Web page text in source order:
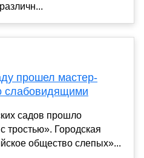
прошел мастер-
слабовидящими
садов прошло
тростью». Городская
общество слепых»...